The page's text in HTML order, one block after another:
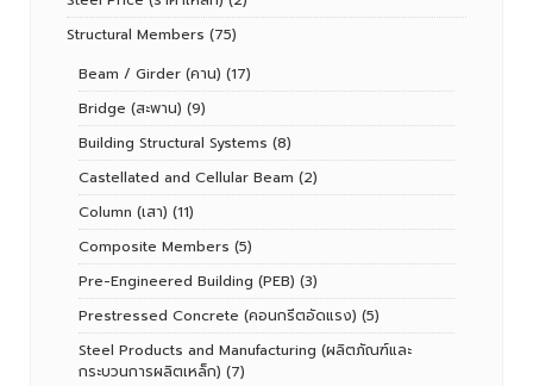
Structural Members (75)
Beam / Girder (คาน) (17)
Bridge (สะพาน) (9)
Building Structural Systems (8)
Castellated and Cellular Beam (2)
Column (เสา) (11)
Composite Members (5)
Pre-Engineered Building (PEB) (3)
Prestressed Concrete (คอนกรีตอัดแรง) (5)
Steel Products and Manufacturing (ผลิตภัณฑ์และ
กระบวนการผลิตเหล็ก) (7)